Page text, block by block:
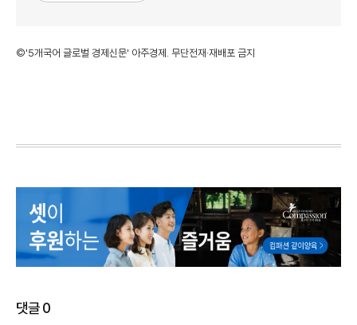
©'5개국어 글로벌 경제신문' 아주경제. 무단전재·재배포 금지
댓글0